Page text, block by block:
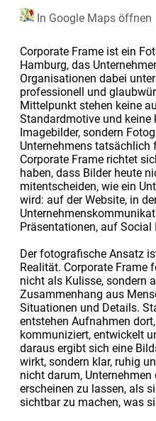
In Google Maps öffnen
Corporate Frame ist ein
Hamburg, das
Organisationen dabei
professionell und
Mittelpunkt stehen keine
Standardmotive und
Imagebilder, sondern
Unternehmens tatsächlich
Corporate Frame richtet
haben, dass Bilder heute
mitentscheiden, wie ein
wird: auf der Website, in
Präsentationen, auf Social
Der fotografische Ansatz
Realität. Corporate Frame
nicht als Kulisse, sondern
Zusammenhang aus
Situationen und Details.
entstehen Aufnahmen
kommuniziert, entwickelt
daraus ergibt sich eine
wirkt, sondern klar, ruhig
nicht darum,
erscheinen zu lassen, als
sichtbar zu machen, was